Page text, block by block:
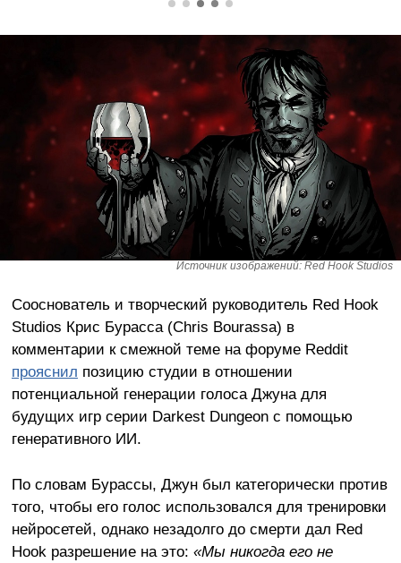
Источник изображений: Red Hook Studios
Сооснователь и творческий руководитель Red Hook
Studios Крис Бурасса (Chris Bourassa) в
комментарии к смежной теме на форуме Reddit
прояснил позицию студии в отношении
потенциальной генерации голоса Джуна для
будущих игр серии Darkest Dungeon с помощью
генеративного ИИ.
По словам Бурассы, Джун был категорически против
того, чтобы его голос использовался для тренировки
нейросетей, однако незадолго до смерти дал Red
Hook разрешение на это: «Мы никогда его не